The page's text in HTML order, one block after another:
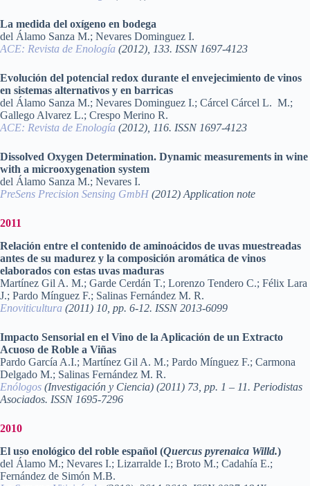
La medida del oxígeno en bodega
del Álamo Sanza M.; Nevares Dominguez I.
ACE: Revista de Enología (2012), 133. ISSN 1697-4123
Evolución del potencial redox durante el envejecimiento de vinos
en sistemas alternativos y en barricas
del Álamo Sanza M.; Nevares Dominguez I.; Cárcel Cárcel L. M.;
Gallego Alvarez L.; Crespo Merino R.
ACE: Revista de Enología (2012), 116. ISSN 1697-4123
Dissolved Oxygen Determination. Dynamic measurements in wine
with a microoxygenation system
del Álamo Sanza M.; Nevares I.
PreSens Precision Sensing GmbH (2012) Application note
2011
Relación entre el contenido de aminoácidos de uvas muestreadas
antes de su madurez y la composición aromática de vinos
elaborados con estas uvas maduras
Martínez Gil A. M.; Garde Cerdán T.; Lorenzo Tendero C.; Félix Lara
J.; Pardo Mínguez F.; Salinas Fernández M. R.
Enoviticultura (2011) 10, pp. 6-12. ISSN 2013-6099
Impacto Sensorial en el Vino de la Aplicación de un Extracto
Acuoso de Roble a Viñas
Pardo García A.I.; Martínez Gil A. M.; Pardo Mínguez F.; Carmona
Delgado M.; Salinas Fernández M. R.
Enólogos (Investigación y Ciencia) (2011) 73, pp. 1 – 11. Periodistas
Asociados. ISSN 1695-7296
2010
El uso enológico del roble español (Quercus pyrenaica Willd.)
del Álamo M.; Nevares I.; Lizarralde I.; Broto M.; Cadahía E.;
Fernández de Simón M.B.